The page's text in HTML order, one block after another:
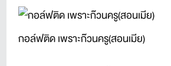
กอล์ฟติด เพราะก๊วนครู(สอนเมีย)